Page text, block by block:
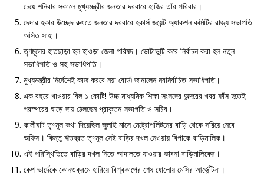
চেয়ে শনিবার সকালে মুখ্যমন্ত্রীর জনতার দরবারে হাজির তাঁর পরিবার।
দেদার হকার উচ্ছেদ রুখতে জনতার দরবারে হকার্স জয়েন্ট অ্যাকশন কমিটির রাজ্য সভাপতি
অসিত সাহা।
তৃণমূলের হাতছাড়া হল হাওড়া জেলা পরিষদ। ভোটাভুটি করে নির্বাচন করা হল নতুন
সভাধিপতি ও সহ-সভাধিপতি।
মুখ্যমন্ত্রীর নির্দেশেই কাজ করবে নয়া বোর্ড৷ জানালেন নবনির্বাচিত সভাধিপতি।
এক বছরে খাওয়ার বিল ১ কোটি! উচ্চ মাধ্যমিক শিক্ষা সংসদের অন্দরের খবর ফাঁস হতেই
পরস্পরের ঘাড়ে দায় ঠেলছেন প্রাকৃতন সভাপতি ও সচিব।
কালীঘাট তৃণমূল কথা দিয়েছিল জুলাই মাসে মেট্রোপলিটনের বাড়ি থেকে সরিয়ে নেবে
অফিস। কিন্তু ঋতব্রত তৃণমূল সেই বাড়ির দখল নেওয়ায় বিপাকে বাড়িমালিক।
এই পরিস্থিতিতে বাড়ির দখল নিতে আদালতে যাওয়ার ভাবনা বাড়িমালিকের।
কেপ ভার্দেকে কোনওক্রমে হারিয়ে বিশ্বকাপের শেষ ষোলোয় মেসির আর্জেন্টিনা।